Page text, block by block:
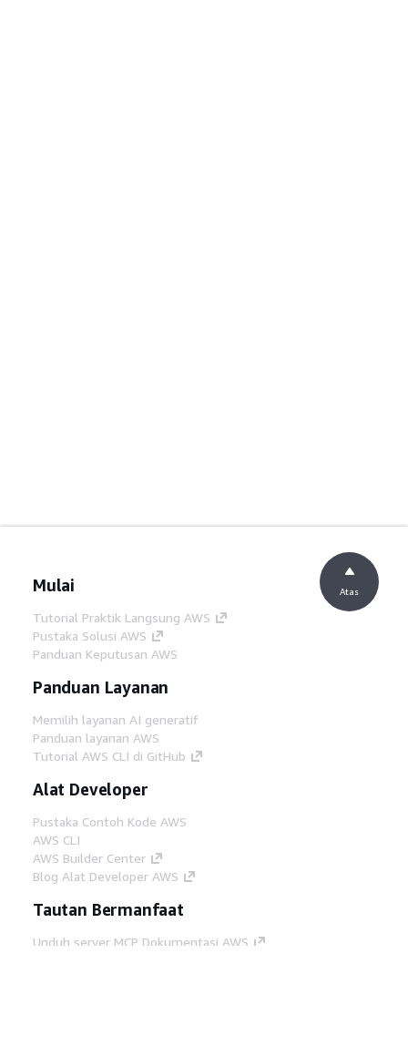
Mulai
Tutorial Praktik Langsung AWS
Pustaka Solusi AWS
Panduan Keputusan AWS
Panduan Layanan
Memilih layanan AI generatif
Panduan layanan AWS
Tutorial AWS CLI di GitHub
Alat Developer
Pustaka Contoh Kode AWS
AWS CLI
AWS Builder Center
Blog Alat Developer AWS
Tautan Bermanfaat
Unduh server MCP Dokumentasi AWS
Atas